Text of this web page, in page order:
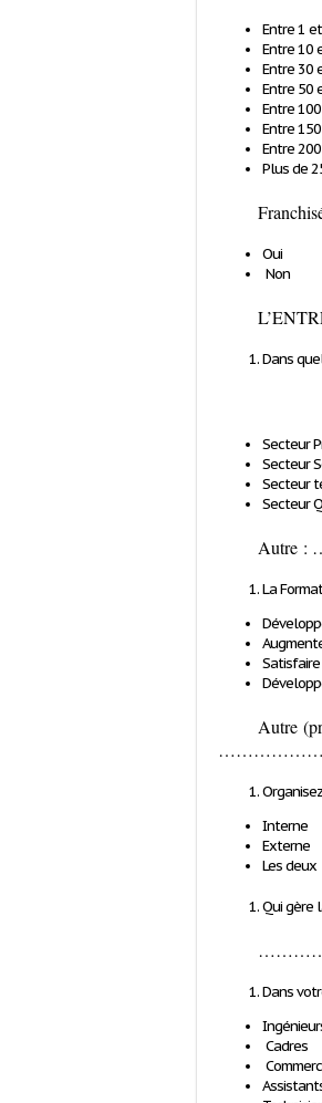
Entre 1
Entre 10
Entre 30
Entre 50
Entre
Entre
Entre
Plus de
Non
Dans
Secteur
Secteur
Secteur
Secteur
La
Autre (
Interne
Externe
Les deux
Qui gère
Dans